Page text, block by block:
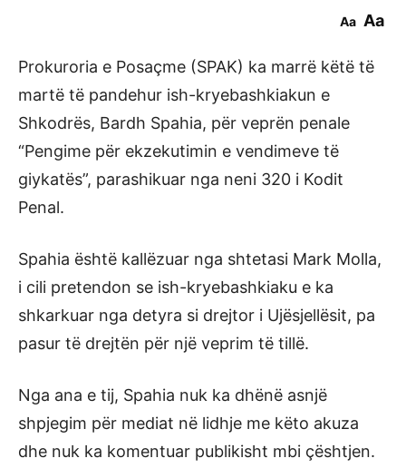
Aa Aa
Prokuroria e Posaçme (SPAK) ka marrë këtë të
martë të pandehur ish-kryebashkiakun e
Shkodrës, Bardh Spahia, për veprën penale
“Pengime për ekzekutimin e vendimeve të
giykatës”, parashikuar nga neni 320 i Kodit
Penal.
Spahia është kallëzuar nga shtetasi Mark Molla,
i cili pretendon se ish-kryebashkiaku e ka
shkarkuar nga detyra si drejtor i Ujësjellësit, pa
pasur të drejtën për një veprim të tillë.
Nga ana e tij, Spahia nuk ka dhënë asnjë
shpjegim për mediat në lidhje me këto akuza
dhe nuk ka komentuar publikisht mbi çështjen.